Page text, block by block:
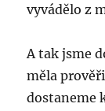
vyvádělo z
A tak jsme
měla
dostaneme